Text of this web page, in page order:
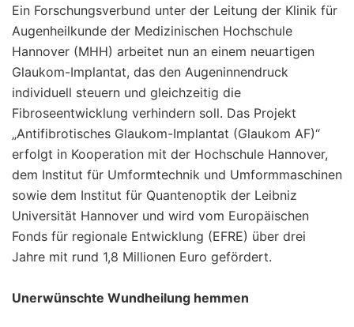
Ein Forschungsverbund unter der Leitung der Klinik für
Augenheilkunde der Medizinischen Hochschule
Hannover (MHH) arbeitet nun an einem neuartigen
Glaukom-Implantat, das den Augeninnendruck
individuell steuern und gleichzeitig die
Fibroseentwicklung verhindern soll. Das Projekt
„Antifibrotisches Glaukom-Implantat (Glaukom AF)“
erfolgt in Kooperation mit der Hochschule Hannover,
dem Institut für Umformtechnik und Umformmaschinen
sowie dem Institut für Quantenoptik der Leibniz
Universität Hannover und wird vom Europäischen
Fonds für regionale Entwicklung (EFRE) über drei
Jahre mit rund 1,8 Millionen Euro gefördert.
Unerwünschte Wundheilung hemmen